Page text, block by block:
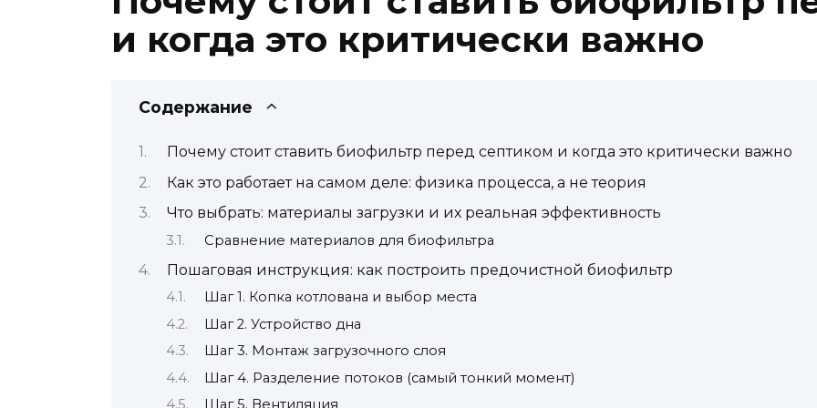
и когда это критически важно
Содержание
Почему стоит ставить биофильтр перед септиком и когда это критически важно
Как это работает на самом деле: физика процесса, а не теория
Что выбрать: материалы загрузки и их реальная эффективность
Сравнение материалов для биофильтра
Пошаговая инструкция: как построить предочистной биофильтр
Шаг 1. Копка котлована и выбор места
Шаг 2. Устройство дна
Шаг 3. Монтаж загрузочного слоя
Шаг 4. Разделение потоков (самый тонкий момент)
Шаг 5. Вентиляция